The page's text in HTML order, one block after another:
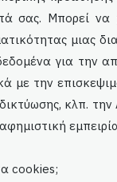
σας. Μπορεί να
μιας
για την
με την
δικτύωσης, κλπ.
cookies;